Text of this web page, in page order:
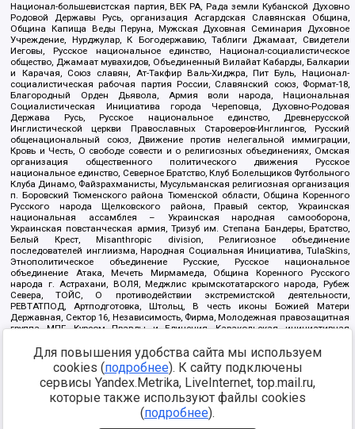
Национал-большевистская партия, ВЕК РА, Рада земли Кубанской Духовно
Родовой Державы Русь, организация Асгардская Славянская Община,
Община Капища Веды Перуна, Мужская Духовная Семинария Духовное
Учреждение, Нурджулар, К Богодержавию, Таблиги Джамаат, Свидетели
Иеговы, Русское национальное единство, Национал-социалистическое
общество, Джамаат мувахидов, Объединенный Вилайат Кабарды, Балкарии
и Карачая, Союз славян, Ат-Такфир Валь-Хиджра, Пит Буль, Национал-
социалистическая рабочая партия России, Славянский союз, Формат-18,
Благородный Орден Дьявола, Армия воли народа, Национальная
Социалистическая Инициатива города Череповца, Духовно-Родовая
Держава Русь, Русское национальное единство, Древнерусской
Инглистической церкви Православных Староверов-Инглингов, Русский
общенациональный союз, Движение против нелегальной иммиграции,
Кровь и Честь, О свободе совести и о религиозных объединениях, Омская
организация общественного политического движения Русское
национальное единство, Северное Братство, Клуб Болельщиков Футбольного
Клуба Динамо, Файзрахманисты, Мусульманская религиозная организация
п. Боровский Тюменского района Тюменской области, Община Коренного
Русского народа Щелковского района, Правый сектор, Украинская
национальная ассамблея – Украинская народная самооборона,
Украинская повстанческая армия, Тризуб им. Степана Бандеры, Братство,
Белый Крест, Misanthropic division, Религиозное объединение
последователей инглиизма, Народная Социальная Инициатива, TulaSkins,
Этнополитическое объединение Русские, Русское национальное
объединение Атака, Мечеть Мирмамеда, Община Коренного Русского
народа г. Астрахани, ВОЛЯ, Меджлис крымскотатарского народа, Рубеж
Севера, ТОЙС, О противодействии экстремистской деятельности,
РЕВТАТПОД, Артподготовка, Штольц, В честь иконы Божией Матери
Державная, Сектор 16, Независимость, Фирма, Молодежная правозащитная
группа МПГ, Курсом Правды и Единения, Каракольская инициативная
Благотворительный пансионат Ак Умут, Русская республика Русь,
Арестантское уголовное единство, Башкорт, Нация и свобода, W.H.С., Фалунь
Дафа, Иртыш Ultras, Русский Патриотический клуб-Новокузнецк/РПК,
Сибирский державный союз, Фонд борьбы с коррупцией, Фонд защиты прав
граждан, Штабы Навального, Совет граждан СССР Прикубанского округа г.
https://minjust.gov.ru/ru/documents/7822/
Для повышения удобства сайта мы используем
cookies (подробнее). К сайту подключены
сервисы Yandex.Metrika, LiveInternet, top.mail.ru,
которые также используют файлы cookies
(подробнее).